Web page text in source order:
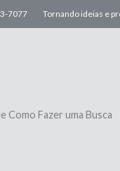
7077 Tornando ideias e
Como Fazer uma Busca